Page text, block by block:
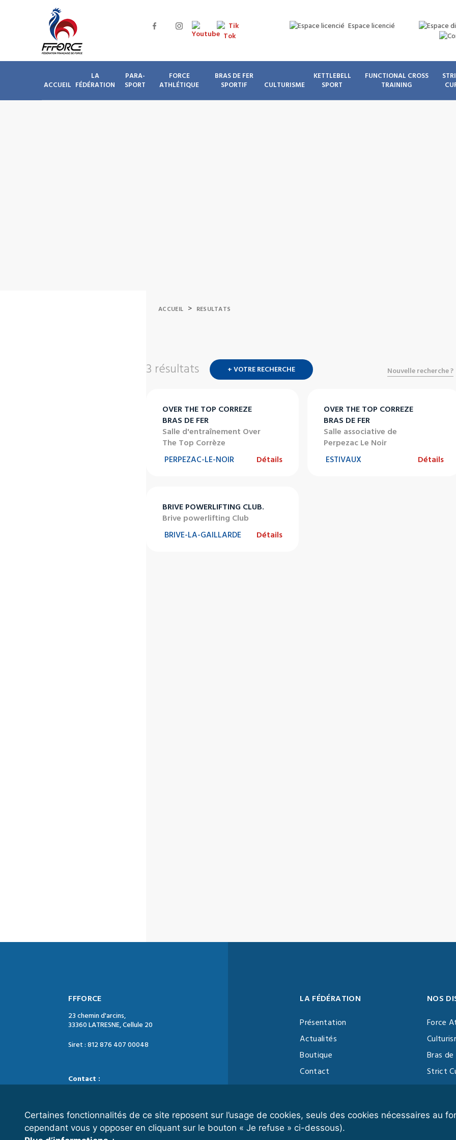
Certaines fonctionnalités de ce site reposent sur l’usage de cookies, seuls des cookies nécessaires au
cependant vous y opposer en cliquant sur le bouton « Je refuse » ci-dessous).
Espace licencié
ACCUEIL
LA
FÉDÉRATION
PARA-
SPORT
FORCE
ATHLÉTIQUE
BRAS DE FER
SPORTIF
CULTURISME
KETTLEBELL
SPORT
FUNCTIONAL CROSS
TRAINING
ACCUEIL > RESULTATS
3 résultats + VOTRE RECHERCHE Nouvelle recherche ?
OVER THE TOP CORREZE
BRAS DE FER
Salle d'entraînement Over
The Top Corrèze
PERPEZAC-LE-NOIR
Détails
OVER THE TOP CORREZE
BRAS DE FER
Salle associative de
Perpezac Le Noir
ESTIVAUX
Détails
BRIVE POWERLIFTING CLUB.
Brive powerlifting Club
BRIVE-LA-GAILLARDE
Détails
FFFORCE
23 chemin d'arcins,
33360 LATRESNE, Cellule 20
Siret : 812 876 407 00048
Contact :
Horaires d’ouverture :
LA FÉDÉRATION
Présentation
Actualités
Boutique
Contact
Vidéothèque
NOS
Force
Bras
Strict